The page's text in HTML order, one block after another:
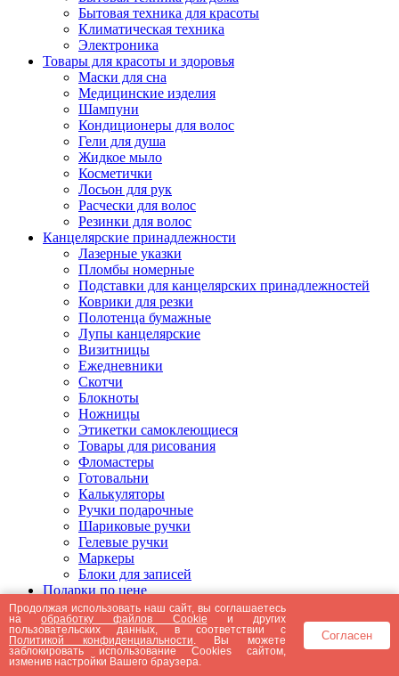
Бытовая техника для красоты
Климатическая техника
Электроника
Товары для красоты и здоровья
Маски для сна
Медицинские изделия
Шампуни
Кондиционеры для волос
Гели для душа
Жидкое мыло
Косметички
Лосьон для рук
Расчески для волос
Резинки для волос
Канцелярские принадлежности
Лазерные указки
Пломбы номерные
Подставки для канцелярских принадлежностей
Коврики для резки
Полотенца бумажные
Лупы канцелярские
Визитницы
Ежедневники
Скотчи
Блокноты
Ножницы
Этикетки самоклеющиеся
Товары для рисования
Фломастеры
Готовальни
Калькуляторы
Ручки подарочные
Шариковые ручки
Гелевые ручки
Маркеры
Блоки для записей
Подарки по цене
Подарки от 5000 рублей
Подарки до 5000 рублей
Подарки до 3000 рублей
Подарки до 2000 рублей
Подарки до 1000 рублей
Продолжая использовать наш сайт, вы соглашаетесь
наобработку файлов Cookie и других
пользовательских данных, в соответствии с
Политикой конфиденциальности . Вы можете
заблокировать использование Cookies сайтом,
изменив настройки Вашего браузера.
Согласен